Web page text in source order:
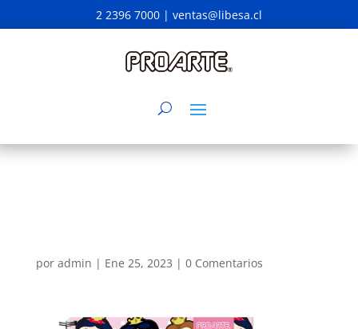
2 2396 7000 | ventas@libesa.cl
por admin | Ene 25, 2023 | 0 Comentarios